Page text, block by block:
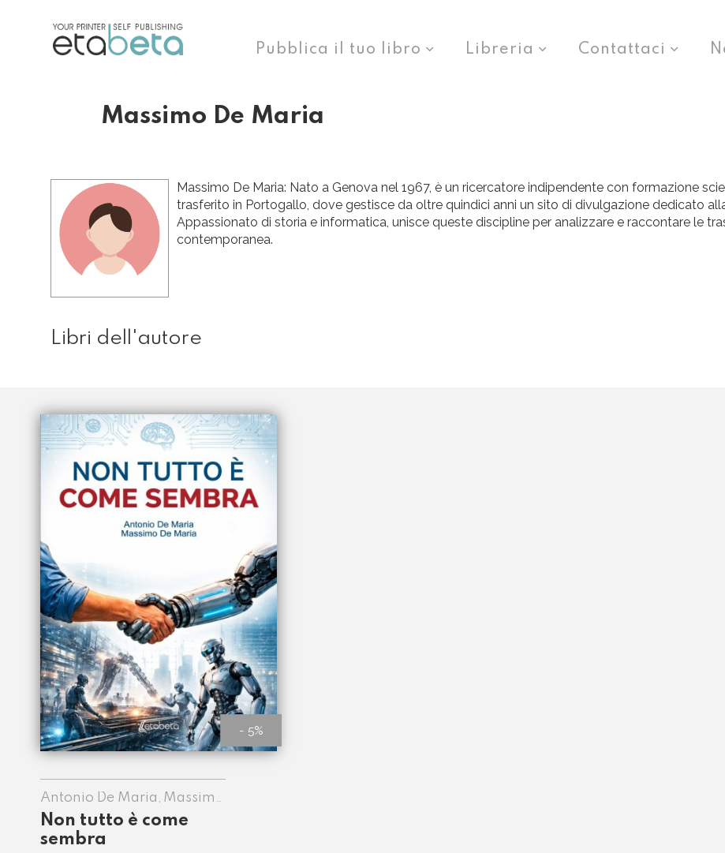
Pubblica il tuo libro Libreria Contattaci
Massimo De Maria
Massimo De Maria: Nato a Genova nel 1967, è un ricercatore indipendente con formazione
trasferito in Portogallo, dove gestisce da oltre quindici anni un sito di divulgazione dedicato
Appassionato di storia e informatica, unisce queste discipline per analizzare e raccontare le
contemporanea.
Libri dell'autore
- 5%
Non tutto è come
sembra
Antonio De Maria , Massimo
De Maria